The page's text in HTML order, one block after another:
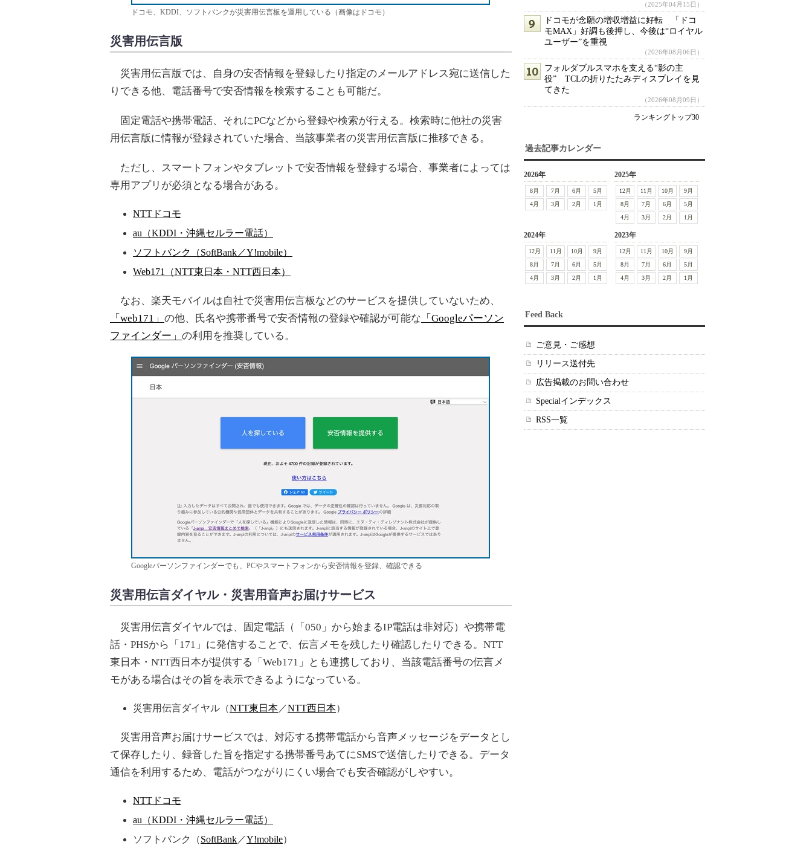
ドコモ、KDDI、ソフトバンクが災害用伝言板を運用している（画像はドコモ）
災害用伝言版
災害用伝言版では、自身の安否情報を登録したり指定のメールアドレス宛に送信した
りできる他、電話番号で安否情報を検索することも可能だ。
固定電話や携帯電話、それにPCなどから登録や検索が行える。検索時に他社の災害
用伝言版に情報が登録されていた場合、当該事業者の災害用伝言版に推移できる。
ただし、スマートフォンやタブレットで安否情報を登録する場合、事業者によっては
専用アプリが必須となる場合がある。
NTTドコモ
au（KDDI・沖縄セルラー電話）
ソフトバンク（SoftBank／Y!mobile）
Web171（NTT東日本・NTT西日本）
なお、楽天モバイルは自社で災害用伝言板などのサービスを提供していないため、
「web171」 の他、氏名や携帯番号で安否情報の登録や確認が可能な 「Googleパーソン
ファインダー」 の利用を推奨している。
Googleパーソンファインダーでも、PCやスマートフォンから安否情報を登録、確認できる
災害用伝言ダイヤル・災害用音声お届けサービス
災害用伝言ダイヤルでは、固定電話（「050」から始まるIP電話は非対応）や携帯電
話・PHSから「171」に発信することで、伝言メモを残したり確認したりできる。NTT
東日本・NTT西日本が提供する「Web171」とも連携しており、当該電話番号の伝言メ
モがある場合はその旨を表示できるようになっている。
災害用伝言ダイヤル（NTT東日本 ／NTT西日本）
災害用音声お届けサービスでは、対応する携帯電話から音声メッセージをデータとし
て保存したり、録音した旨を指定する携帯番号あてにSMSで送信したりできる。データ
通信を利用するため、電話がつながりにくい場合でも安否確認がしやすい。
NTTドコモ
au（KDDI・沖縄セルラー電話）
ソフトバンク（SoftBank ／Y!mobile）
（2025年04月15日）
ドコモが念願の増収増益に好転 「ドコ
モMAX」好調も後押し、今後は“ロイヤル
ユーザー”を重視
（2026年08月06日）
フォルダブルスマホを支える“影の主
役” TCLの折りたたみディスプレイを見
てきた
（2026年08月09日）
ランキングトップ30
過去記事カレンダー
2026年
8月 7月 6月
5月
4月
3月 2月 1月
2025年
12月 11月 10月
9月
8月
7月 6月
5月
4月
3月 2月 1月
2024年
12月 11月 10月
9月
8月
7月 6月
5月
4月
3月 2月 1月
2023年
12月 11月 10月
9月
8月
7月 6月
5月
4月
3月 2月 1月
Feed Back
ご意見・ご感想
リリース送付先
広告掲載のお問い合わせ
Specialインデックス
RSS一覧